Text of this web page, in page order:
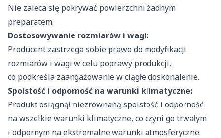
Nie zaleca się pokrywać powierzchni żadnym
preparatem.
Dostosowywanie rozmiarów i wagi:
Producent zastrzega sobie prawo do modyfikacji
rozmiarów i wagi w celu poprawy produkcji,
co podkreśla zaangażowanie w ciągłe doskonalenie.
Spoistość i odporność na warunki klimatyczne:
Produkt osiągnął niezrównaną spoistość i odporność
na wszelkie warunki klimatyczne, co czyni go trwałym
i odpornym na ekstremalne warunki atmosferyczne.